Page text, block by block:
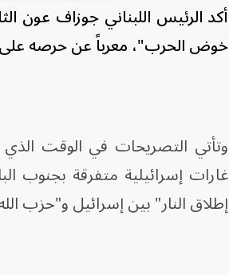
أكد الرئيس اللبناني جوزاف عون
خوض الحرب"، معرباً عن حرصه على
غارات إسرائيلية متفرقة بجنوب
إطلاق النار" بين إسرائيل و"حزب